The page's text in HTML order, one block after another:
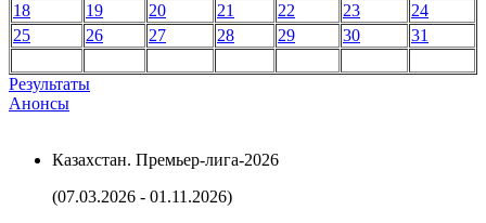
18
19 20 21 22 23
24
25
26 27 28 29 30 31
Результаты
Анонсы
Казахстан. Премьер-лига-2026
(07.03.2026 - 01.11.2026)